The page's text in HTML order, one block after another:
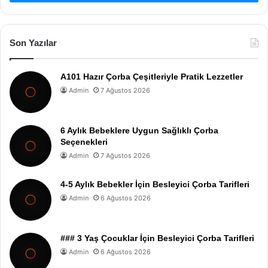
Son Yazılar
A101 Hazır Çorba Çeşitleriyle Pratik Lezzetler
Admin 7 Ağustos 2026
6 Aylık Bebeklere Uygun Sağlıklı Çorba
Seçenekleri
Admin 7 Ağustos 2026
4-5 Aylık Bebekler İçin Besleyici Çorba Tarifleri
Admin 6 Ağustos 2026
### 3 Yaş Çocuklar İçin Besleyici Çorba Tarifleri
Admin 6 Ağustos 2026